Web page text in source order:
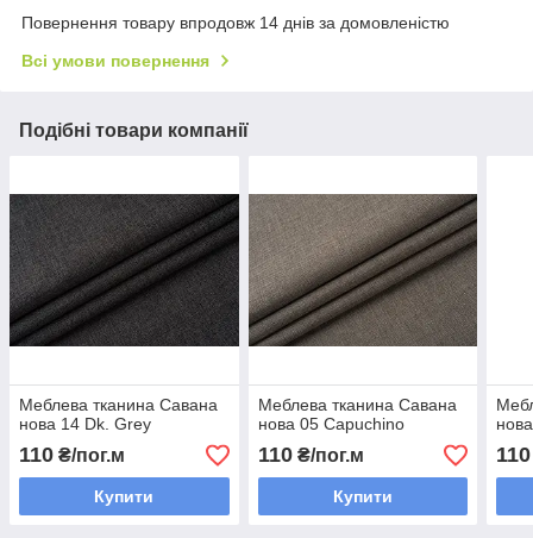
Повернення товару впродовж 14 днів за домовленістю
Всі умови повернення
Подібні товари компанії
Меблева тканина Савана
нова 14 Dk. Grey
110 ₴/пог.м
Купити
Меблева тканина Савана
нова 05 Capuchino
110₴/пог.м
Купити
110